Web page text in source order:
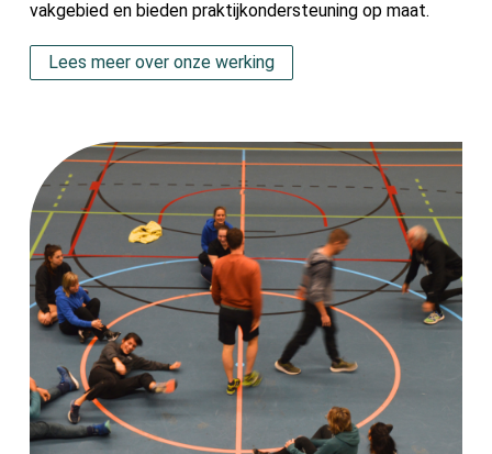
vakgebied en bieden praktijkondersteuning op maat.
Lees meer over onze werking